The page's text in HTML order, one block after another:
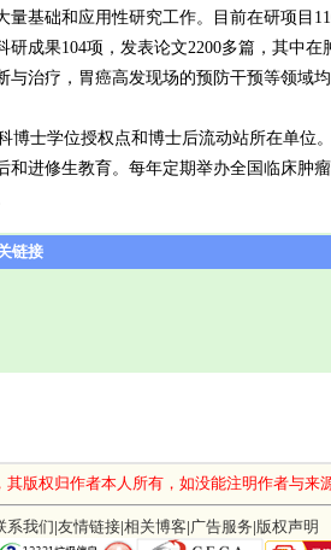
基础和应用性研究工作。目前在研项目
成果104项，发表论文2200多篇，其中在
治疗，胃癌高发现场的预防干预等领域
士学位授权点和博士后流动站所在单位
进修生教育。每年定期举办全国临床肿
链接
版权归作者本人所有，如没能注明作者与来
系我们|友情链接|相关博客|广告服务| 版权声明